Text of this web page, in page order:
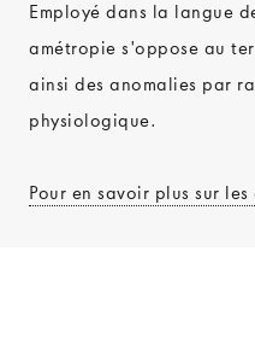
Employé dans la langue
amétropie s'oppose au
ainsi des anomalies par
physiologique.
Pour en savoir plus sur